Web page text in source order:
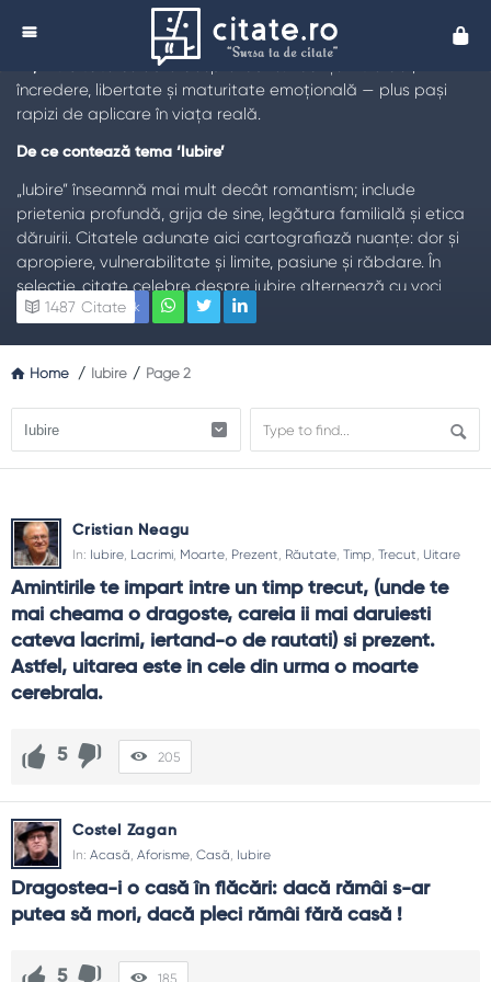
Citate despre Iubire - Citate de Iubire - Citate
Iubire
Citate celebre despre iubire: nuanțe între dor,
încredere, libertate și maturitate emoțională — plus pași
rapizi de aplicare în viața reală.
De ce contează tema ‘Iubire’
„Iubire” înseamnă mai mult decât romantism; include
prietenia profundă, grija de sine, legătura familială și etica
dăruirii. Citatele adunate aici cartografiază nuanțe: dor și
apropiere, vulnerabilitate și limite, pasiune și răbdare. În
selecție, citate celebre despre iubire alternează cu voci
discrete, pentru a lărgi repertoriul emoțional și a evita
natural dacă l-ai citi privindu-ți partenerul în ochi? Dacă
răspunsul e „da”, citatul merită. Recomandare: verifică
potrivirea cu momentul relației; aceeași propoziție sună
diferit la început, în criză sau la bilanț. Notează-ți trei
Teme frecvente
Dor și apropiere
: distanța care crește prețuirea sau
maschează evitare.
: promisiuni, reparații și capital emoțional.
Libertate și limite: spațiu personal și granițe explicite.
Comunicare: ascultare, clarificări, ritmuri diferite.
Răbdare
Iertare
Iubire de sine: dăruire fără epuizare.
În discursuri, leagă citatul de o amintire concretă.
În crize, preferă idei despre responsabilitate și reparație.
Revizuiește periodic favoritele; limbajul trebuie să crească
Facebook
1487 Citate
Home / Iubire / Page 2
Cristian Neagu
In: Iubire, Lacrimi, Moarte, Prezent, Răutate, Timp, Trecut, Uitare
Amintirile te impart intre un timp trecut, (unde te
mai cheama o dragoste, careia ii mai daruiesti
cateva lacrimi, iertand-o de rautati) si prezent.
Astfel, uitarea este in cele din urma o moarte
cerebrala.
5 205
Costel Zagan
In: Acasă, Aforisme, Casă, Iubire
Dragostea-i o casă în flăcări: dacă rămâi s-ar
putea să mori, dacă pleci rămâi fără casă !
5 185